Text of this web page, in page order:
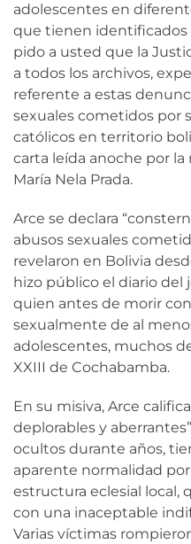
adolescentes en
que tienen identificados
pido a usted que la
a todos los archivos,
referente a estas
sexuales cometidos por
católicos en territorio
carta leída anoche por la
María Nela Prada.
Arce se declara
abusos sexuales
revelaron en Bolivia
hizo público el diario del
quien antes de morir
sexualmente de al
adolescentes, muchos
XXIII de Cochabamba.
En su misiva, Arce
deplorables y
ocultos durante años,
aparente normalidad
estructura eclesial local,
con una inaceptable
Varias víctimas